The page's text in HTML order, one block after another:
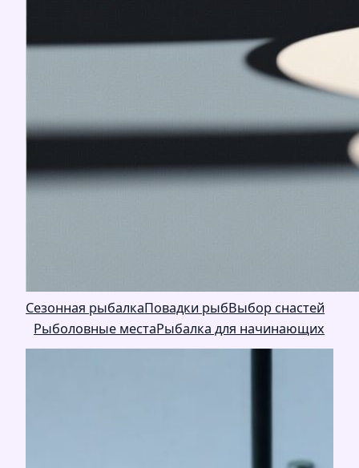
Сезонная рыбалкаПовадки рыбВыбор снастей
Рыболовные местаРыбалка для начинающих